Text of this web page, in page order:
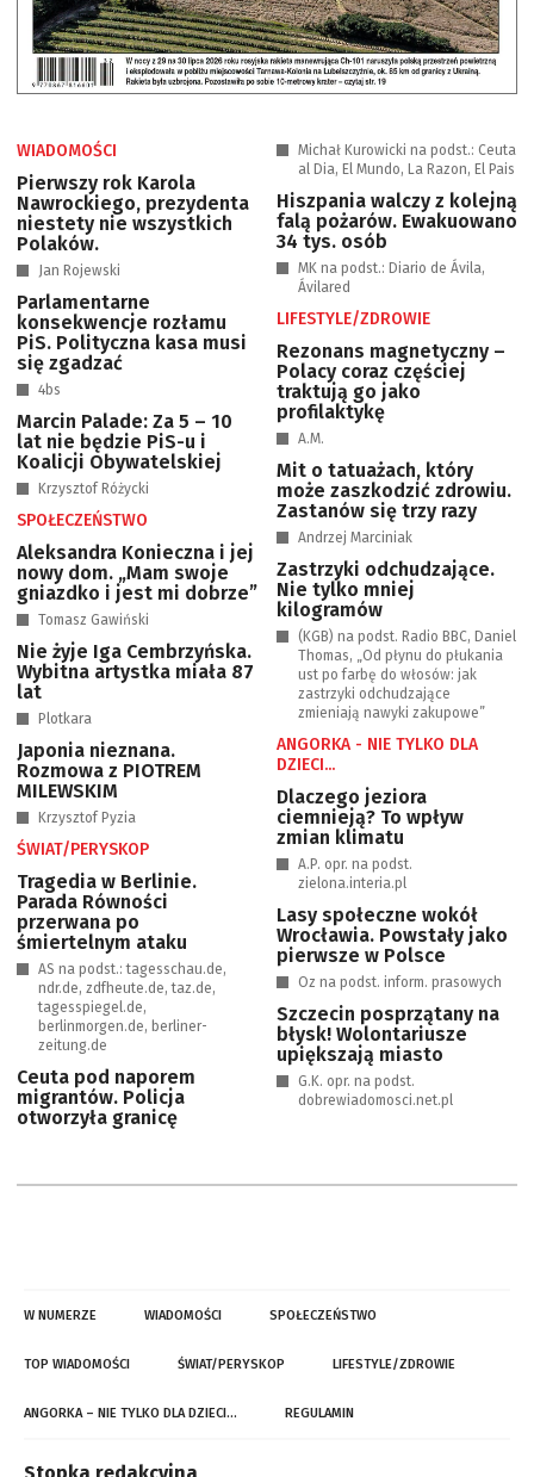
WIADOMOŚCI
Pierwszy rok Karola
Nawrockiego, prezydenta
niestety nie wszystkich
Polaków.
Jan Rojewski
Parlamentarne
konsekwencje rozłamu
PiS. Polityczna kasa musi
się zgadzać
4bs
Marcin Palade: Za 5 – 10
lat nie będzie PiS-u i
Koalicji Obywatelskiej
Krzysztof Różycki
SPOŁECZEŃSTWO
Aleksandra Konieczna i jej
nowy dom. „Mam swoje
gniazdko i jest mi dobrze”
Tomasz Gawiński
Nie żyje Iga Cembrzyńska.
Wybitna artystka miała 87
lat
Plotkara
Japonia nieznana.
Rozmowa z PIOTREM
MILEWSKIM
Krzysztof Pyzia
ŚWIAT/PERYSKOP
Tragedia w Berlinie.
Parada Równości
przerwana po
śmiertelnym ataku
AS na podst.: tagesschau.de,
ndr.de, zdfheute.de, taz.de,
tagesspiegel.de,
berlinmorgen.de, berliner-
zeitung.de
Ceuta pod naporem
migrantów. Policja
otworzyła granicę
Michał Kurowicki na podst.: Ceuta
al Dia, El Mundo, La Razon, El Pais
Hiszpania walczy z kolejną
falą pożarów. Ewakuowano
34 tys. osób
MK na podst.: Diario de Ávila,
Ávilared
LIFESTYLE/ZDROWIE
Rezonans magnetyczny –
Polacy coraz częściej
traktują go jako
profilaktykę
A.M.
Mit o tatuażach, który
może zaszkodzić zdrowiu.
Zastanów się trzy razy
Andrzej Marciniak
Zastrzyki odchudzające.
Nie tylko mniej
kilogramów
(KGB) na podst. Radio BBC, Daniel
Thomas, „Od płynu do płukania
ust po farbę do włosów: jak
zastrzyki odchudzające
zmieniają nawyki zakupowe”
ANGORKA - NIE TYLKO DLA
DZIECI...
Dlaczego jeziora
ciemnieją? To wpływ
zmian klimatu
A.P. opr. na podst.
zielona.interia.pl
Lasy społeczne wokół
Wrocławia. Powstały jako
pierwsze w Polsce
Oz na podst. inform. prasowych
Szczecin posprzątany na
błysk! Wolontariusze
upiększają miasto
G.K. opr. na podst.
dobrewiadomosci.net.pl
W NUMERZE WIADOMOŚCI SPOŁECZEŃSTWO
TOP WIADOMOŚCI ŚWIAT/PERYSKOP LIFESTYLE/ZDROWIE
ANGORKA – NIE TYLKO DLA DZIECI… REGULAMIN